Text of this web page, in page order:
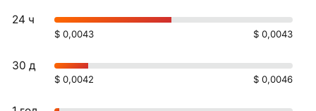
24 ч
$ 0,0043 $ 0,0043
30 д
$ 0,0042 $ 0,0046